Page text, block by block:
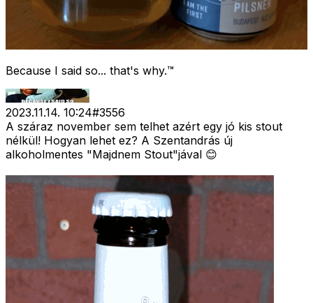
Because I said so... that's why.™
2023.11.14. 10:24#3556
A száraz november sem telhet azért egy jó kis stout
nélkül! Hogyan lehet ez? A Szentandrás új
alkoholmentes "Majdnem Stout"jával 😊